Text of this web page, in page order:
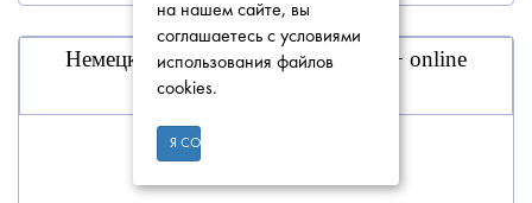
Немецкий для начинающих Extra + online
Консультации по телефону
1-й вторник (18.00-20.00)
на нашем сайте, вы
соглашаетесь с условиями
использования файлов
cookies.
Я СОГЛАСЕН